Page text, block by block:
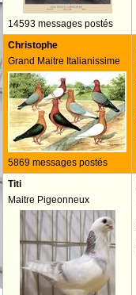
14593 messages postés
Christophe
Grand Maitre Italianissime
5869 messages postés
Titi
Maitre Pigeonneux